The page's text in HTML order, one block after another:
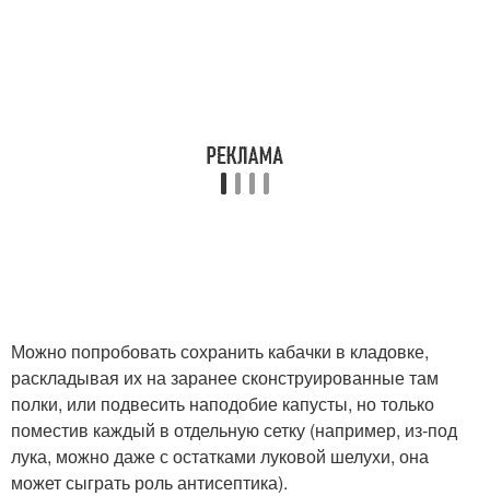
Можно попробовать сохранить кабачки в кладовке,
раскладывая их на заранее сконструированные там
полки, или подвесить наподобие капусты, но только
поместив каждый в отдельную сетку (например, из-под
лука, можно даже с остатками луковой шелухи, она
может сыграть роль антисептика).